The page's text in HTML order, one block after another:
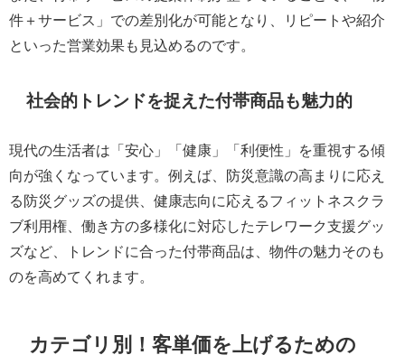
件＋サービス」での差別化が可能となり、リピートや紹介
といった営業効果も見込めるのです。
社会的トレンドを捉えた付帯商品も魅力的
現代の生活者は「安心」「健康」「利便性」を重視する傾
向が強くなっています。例えば、防災意識の高まりに応え
る防災グッズの提供、健康志向に応えるフィットネスクラ
ブ利用権、働き方の多様化に対応したテレワーク支援グッ
ズなど、トレンドに合った付帯商品は、物件の魅力そのも
のを高めてくれます。
カテゴリ別！客単価を上げるための